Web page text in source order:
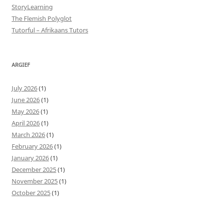
StoryLearning
The Flemish Polyglot
Tutorful – Afrikaans Tutors
ARGIEF
July 2026(1)
June 2026(1)
May 2026(1)
April 2026(1)
March 2026(1)
February 2026(1)
January 2026(1)
December 2025(1)
November 2025(1)
October 2025(1)